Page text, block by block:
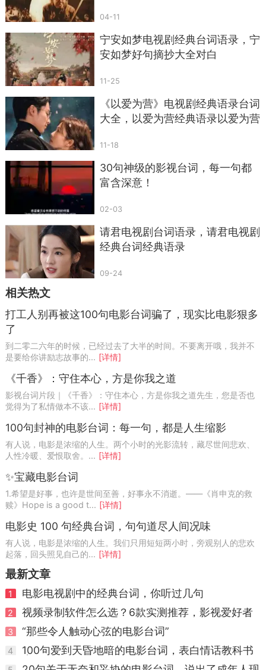
04-11
宁安如梦电视剧经典台词语录，宁
安如梦好句摘抄大全对白
11-25
《以爱为营》电视剧经典语录台词
大全，以爱为营经典语录以爱为营
11-18
30句神级的影视台词，每一句都
富含深意！
02-03
请君电视剧台词语录，请君电视剧
经典台词经典语录
09-24
相关热文
打工人别再被这100句电影台词骗了，现实比电影狠多
了
到二零二六年的时候，已经过去了大半的时间。不要离开哦，我并不
是要给你讲励志故事的... [详情]
《千香》：守住本心，方是你我之道
影视台词片段｜《千香》：守住本心，方是你我之道先生，您是否也
觉得为了私情做本不该... [详情]
100句封神的电影台词：每一句，都是人生缩影
有人说，电影是浓缩的人生。两个小时的光影流转，藏尽世间悲欢、
人性冷暖、爱恨取舍。... [详情]
✨宝藏电影台词
1.希望是好事，也许是世间至善，好事永不消逝。——《肖申克的救
赎》Hope is a good t... [详情]
电影史 100 句经典台词，句句道尽人间况味
有人说，电影是浓缩的人生。我们只用短短两小时，旁观别人的悲欢
起落，回头照见自己的... [详情]
最新文章
1 电影电视剧中的经典台词，你听过几句
2 视频录制软件怎么选？6款实测推荐，影视爱好者
3 “那些令人触动心弦的电影台词”
4 100句爱到天昏地暗的电影台词，表白情话教科书